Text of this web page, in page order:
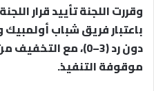
وقررت اللجنة تأييد قرار
باعتبار فريق شباب أولمبيك
دون رد (3–0)، مع
موقوفة التنفيذ.